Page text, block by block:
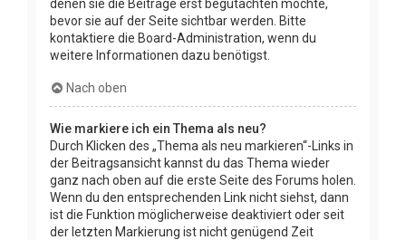
denen sie die Beiträge erst begutachten möchte,
bevor sie auf der Seite sichtbar werden. Bitte
kontaktiere die Board-Administration, wenn du
weitere Informationen dazu benötigst.
Nach oben
Wie markiere ich ein Thema als neu?
Durch Klicken des „Thema als neu markieren“-Links in
der Beitragsansicht kannst du das Thema wieder
ganz nach oben auf die erste Seite des Forums holen.
Wenn du den entsprechenden Link nicht siehst, dann
ist die Funktion möglicherweise deaktiviert oder seit
der letzten Markierung ist nicht genügend Zeit